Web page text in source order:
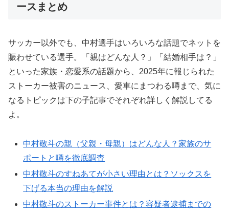
ースまとめ
サッカー以外でも、中村選手はいろいろな話題でネットを
賑わせている選手。「親はどんな人？」「結婚相手は？」
といった家族・恋愛系の話題から、2025年に報じられた
ストーカー被害のニュース、愛車にまつわる噂まで、気に
なるトピックは下の子記事でそれぞれ詳しく解説してる
よ。
中村敬斗の親（父親・母親）はどんな人？家族のサ
ポートと噂を徹底調査
中村敬斗のすねあてが小さい理由とは？ソックスを
下げる本当の理由を解説
中村敬斗のストーカー事件とは？容疑者逮捕までの